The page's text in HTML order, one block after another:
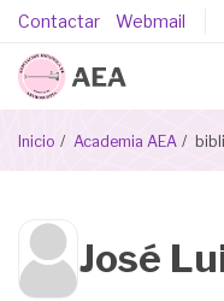
Pasar
contenido
principal
Pie
de
página
Contactar Webmail
Sobrescribir
enlaces
ayuda
a
la
Inicio Academia AEA
Biblioteca
Multimeda
José